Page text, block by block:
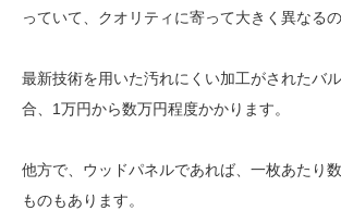
っていて、クオリティに寄って大きく異なるの
最新技術を用いた汚れにくい加工がされたバ
合、1万円から数万円程度かかります。
他方で、ウッドパネルであれば、一枚あたり
ものもあります。